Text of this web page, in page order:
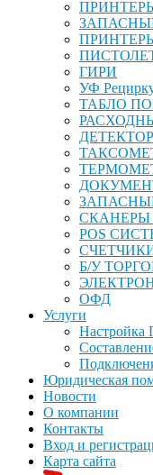
ГИРИ
УФ
ТАБЛО
POS
Б/У
ОФД
Услуги
Настройка
Юридическая
Новости
О компании
Контакты
Вход и
Карта сайта